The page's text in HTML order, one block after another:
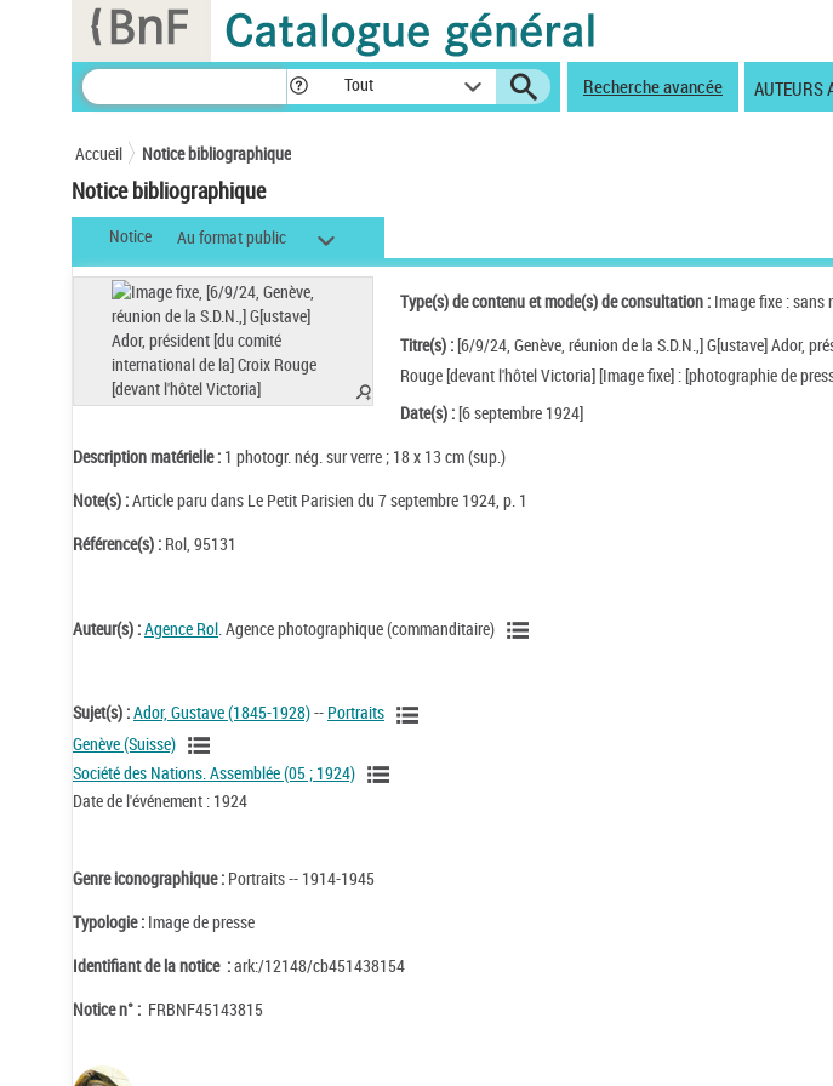
Tout Recherche avancée AUTEURS
Accueil Notice bibliographique
Notice bibliographique
Notice Au format public
Type(s) de contenu et mode(s) de consultation : Image fixe : sans
Titre(s) : [6/9/24, Genève, réunion de la S.D.N.,] G[ustave] Ador,
Rouge [devant l'hôtel Victoria] [Image fixe] : [photographie de
Date(s) : [6 septembre 1924]
Description matérielle : 1 photogr. nég. sur verre ; 18 x 13 cm (sup.)
Note(s) :Article paru dans Le Petit Parisien du 7 septembre 1924, p. 1
Référence(s) : Rol, 95131
Auteur(s) :Agence Rol . Agence photographique (commanditaire)
Sujet(s) :Ador, Gustave (1845-1928)-- Portraits
Genève (Suisse)
Société des Nations. Assemblée (05 ; 1924)
Date de l'événement : 1924
Genre iconographique : Portraits -- 1914-1945
Typologie : Image de presse
Identifiant de la notice :ark:/12148/cb451438154
Notice n° : FRBNF45143815
Panneau de gestion des cookies